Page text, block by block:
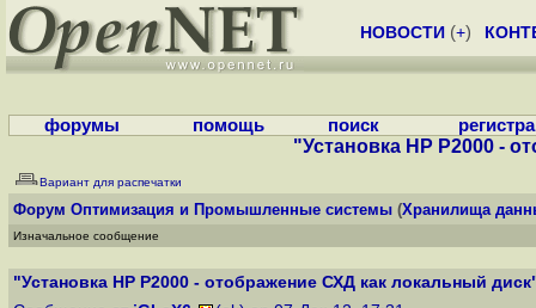
НОВОСТИ (+)
форумы помощь поиск
"Установка HP P2000 -
Вариант для распечатки
Форум Оптимизация и Промышленные системы (Хранилища
Изначальное сообщение
"Установка HP P2000 - отображение СХД как локальный